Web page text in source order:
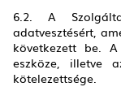
6.2. A
adatvesztésért,
következett be.
eszköze, illetve
kötelezettsége.